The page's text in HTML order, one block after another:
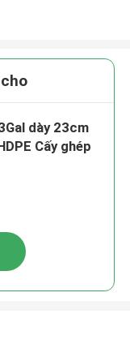
dày 23cm
Cấy ghép